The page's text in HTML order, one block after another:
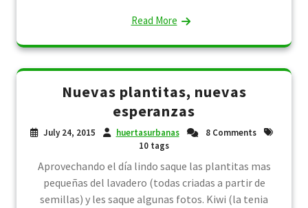
Read More
Nuevas plantitas, nuevas
esperanzas
July 24, 2015 huertasurbanas
8 Comments
10 tags
Aprovechando el día lindo saque las plantitas mas
pequeñas del lavadero (todas criadas a partir de
semillas) y les saque algunas fotos. Kiwi (la tenia